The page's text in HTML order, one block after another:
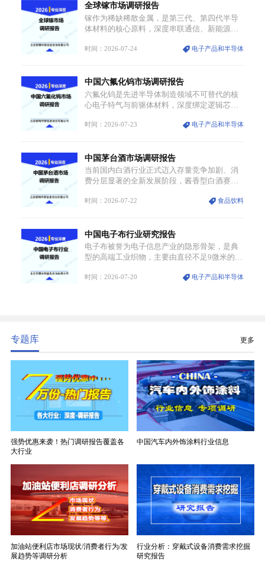
为承载国风文化、拉动实体消费与文旅融合的
重要载体。同时，行业标准落地、生产技术升
级、原创设计能力提升，进一步夯实产业发展
局，市场活力持续释放。
全球镓市场调研报告
镓作为稀缺稀散金属，是第三代、第四代半导
体材料的核心原料，深度串联通信、新能源、
端制造业的隐形基石与大国科技博弈的关键战
物理与电学性能，构建起“军民融合、全领域渗
透”的战略体系，成为全球科技产业运转的刚需
资源。
时间：2026-07-24 电子产品和半导体
中国六氟化钨市场调研报告
六氟化钨是先进半导体制造领域不可替代的核
心电子特气与前驱体材料，深度绑定逻辑芯
（WF₆）是半导体化学气相沉积（CVD）、原
备输送精准、计量稳定的特点，适配半导体精
密制造流程。
时间：2026-07-23 电子产品和半导体
中国茅台酒市场调研报告
当前国内白酒行业正式迈入存量竞争加剧、消
费分层显著的全新发展阶段，酱香型白酒赛道
为行业核心增长赛道。贵州茅台凭借独一无二
头地位，市场核心竞争力持续领跑全行业。
时间：2026-07-22 食品饮料
中国电子布行业研究报告
电子布被誉为电子信息产业的隐形骨架，是典
型的高端工业织物，主要由直径不足9微米的电
制电路板（PCB）生产制造过程中不可或缺的
时间：2026-07-20 电子产品和半导体
专题库 更多
强势优惠来袭！热门调研报告覆盖各
大行业
中国汽车内外饰涂料行业信息
加油站便利店市场现状/消费者行为/发
展趋势等调研分析
行业分析：穿戴式设备消费需求挖掘
研究报告